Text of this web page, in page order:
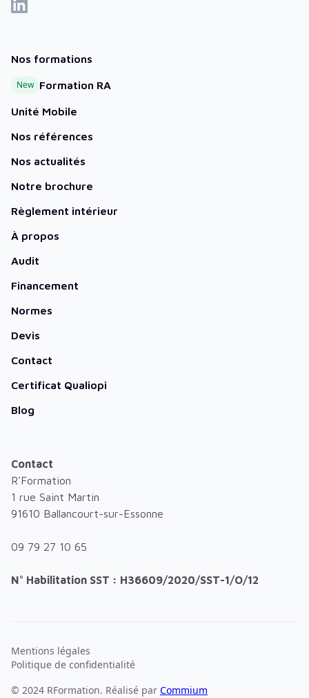
Nos formations
New Formation RA
Unité Mobile
Nos références
Nos actualités
Notre brochure
Règlement intérieur
À propos
Audit
Financement
Normes
Devis
Contact
Certificat Qualiopi
Blog
Contact
R'Formation
1 rue Saint Martin
91610 Ballancourt-sur-Essonne
09 79 27 10 65
N° Habilitation SST : H36609/2020/SST-1/O/12
© 2024 RFormation. Réalisé par Commium
Mentions légales
Politique de confidentialité